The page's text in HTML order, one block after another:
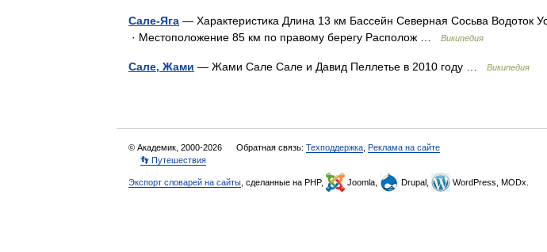
Сале-Яга — Характеристика Длина 13 км Бассейн Северная Сосьва Водоток
· Местоположение 85 км по правому берегу Располож …
Википедия
Сале, Жами — Жами Сале Сале и Давид Пеллетье в 2010 году … Википедия
© Академик, 2000-2026 Обратная связь: Техподдержка Реклама на сайте
👣 Путешествия
Экспорт словарей на сайты , сделанные на PHP, Joomla, Drupal, WordPress, MODx.